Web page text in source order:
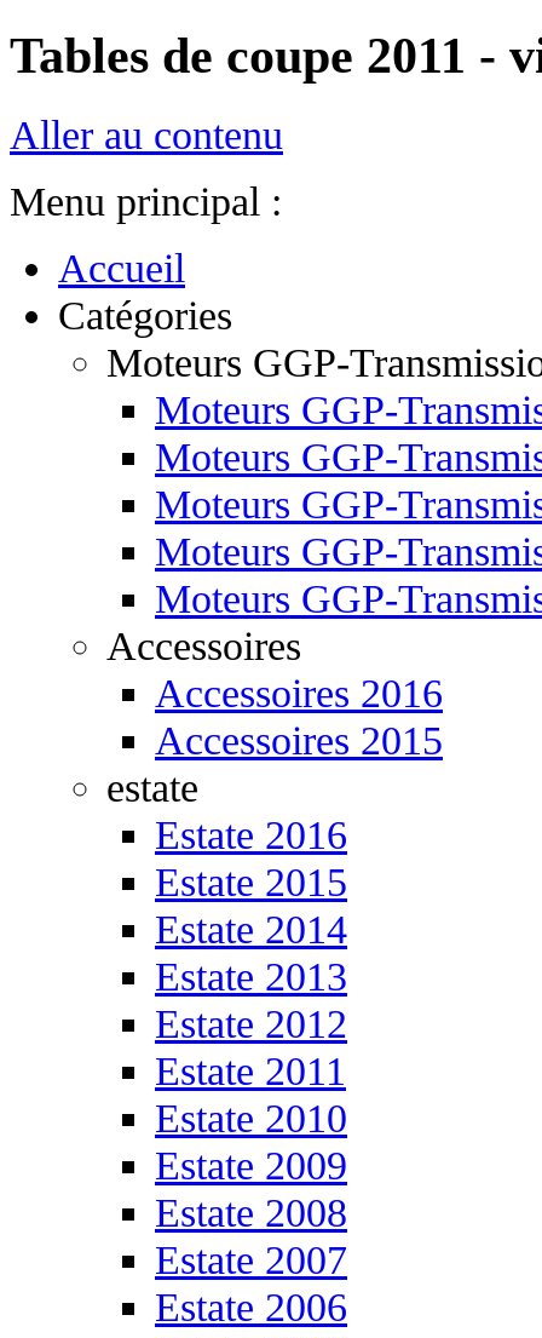
Tables de coupe 2011 -
Aller au contenu
Menu principal :
Accueil
Catégories
Moteurs GGP-
Moteurs GGP-
Moteurs GGP-
Moteurs GGP-
Moteurs GGP-
Moteurs GGP-
Accessoires
Accessoires 2016
Accessoires 2015
estate
Estate 2016
Estate 2015
Estate 2014
Estate 2013
Estate 2012
Estate 2011
Estate 2010
Estate 2009
Estate 2008
Estate 2007
Estate 2006